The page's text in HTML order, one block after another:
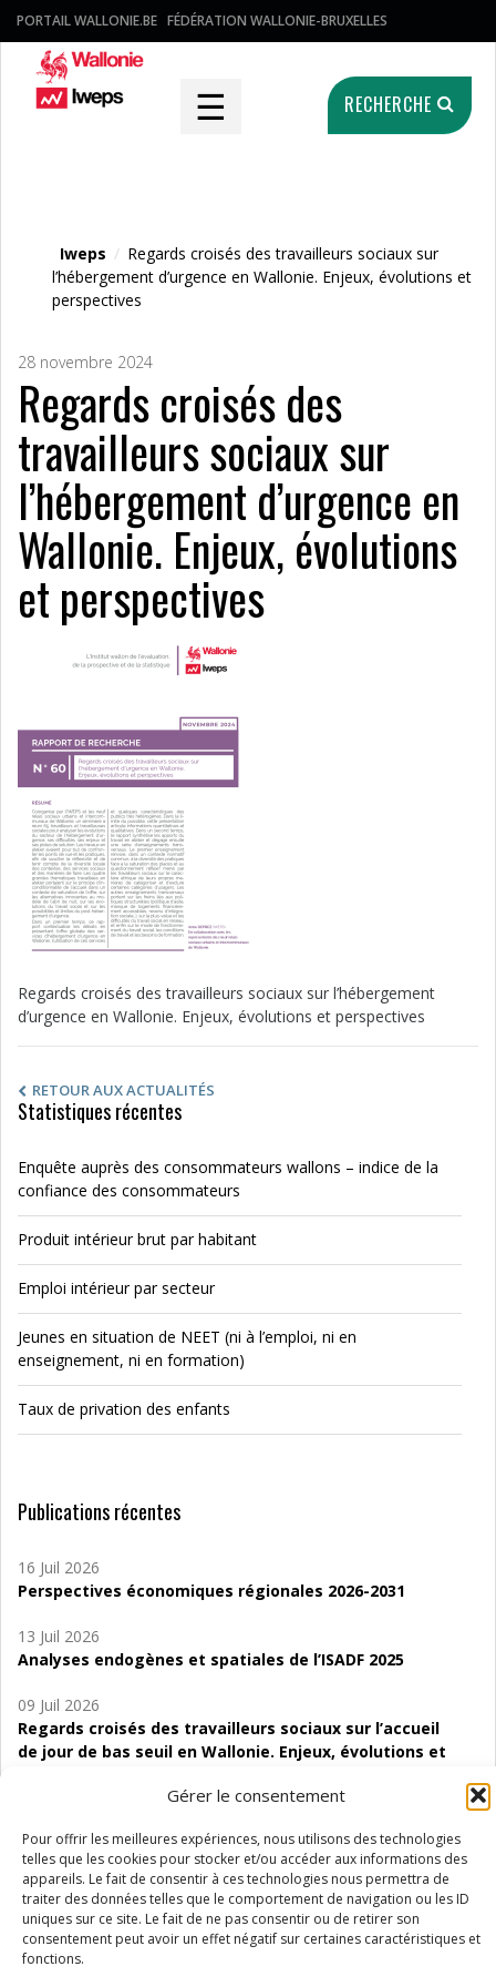
Gérer le consentement
Pour offrir les meilleures expériences, nous utilisons des technologies
telles que les cookies pour stocker et/ou accéder aux informations des
appareils. Le fait de consentir à ces technologies nous permettra de
traiter des données telles que le comportement de navigation ou les ID
uniques sur ce site. Le fait de ne pas consentir ou de retirer son
consentement peut avoir un effet négatif sur certaines caractéristiques et
fonctions.
PORTAIL WALLONIE.BE FÉDÉRATION WALLONIE-BRUXELLES
☰ RECHERCHE
Fichier média
Iweps / Regards croisés des travailleurs sociaux sur
l’hébergement d’urgence en Wallonie. Enjeux, évolutions et
perspectives
28 novembre 2024
Regards croisés des
travailleurs sociaux sur
l’hébergement d’urgence en
Wallonie. Enjeux, évolutions
et perspectives
Regards croisés des travailleurs sociaux sur l’hébergement
d’urgence en Wallonie. Enjeux, évolutions et perspectives
RETOUR AUX ACTUALITÉS
Statistiques récentes
Enquête auprès des consommateurs wallons – indice de la
confiance des consommateurs
Produit intérieur brut par habitant
Emploi intérieur par secteur
Jeunes en situation de NEET (ni à l’emploi, ni en
enseignement, ni en formation)
Taux de privation des enfants
Publications récentes
16 Juil 2026
Perspectives économiques régionales 2026-2031
13 Juil 2026
Analyses endogènes et spatiales de l’ISADF 2025
09 Juil 2026
Regards croisés des travailleurs sociaux sur l’accueil
de jour de bas seuil en Wallonie. Enjeux, évolutions et
Étude d’évaluabilité des Structures
d’accompagnement à l’autocréation d’emploi (SAACE)
01 Juil 2026
Pénurie du personnel infirmier :quels indicateurs
d’offre de soins pour comprendre la situation en